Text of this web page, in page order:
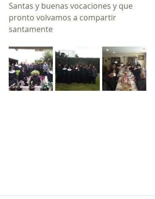
Santas y buenas vocaciones y que
pronto volvamos a compartir
santamente